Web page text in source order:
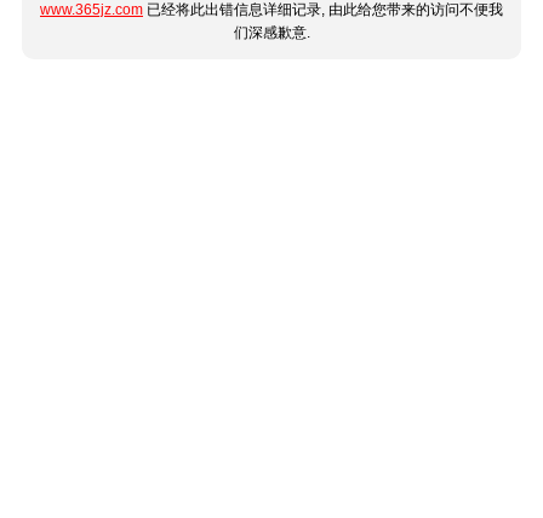
www.365jz.com 已经将此出错信息详细记录, 由此给您带来的访问不便我
们深感歉意.